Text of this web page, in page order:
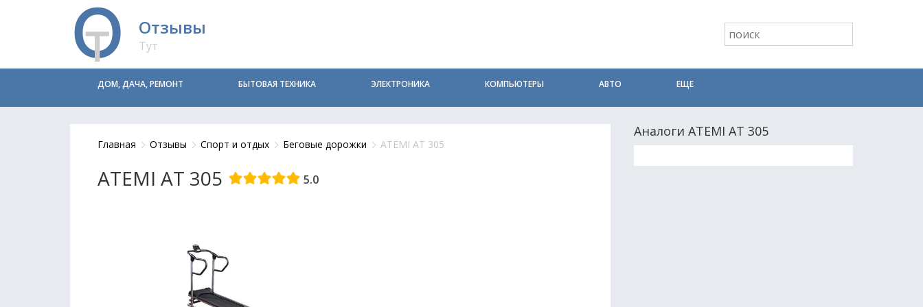
Отзывы
Тут
ДОМ, ДАЧА, РЕМОНТ БЫТОВАЯ ТЕХНИКА ЭЛЕКТРОНИКА КОМПЬЮТЕРЫ АВТО ЕЩЕ
Главная Отзывы Спорт и отдых Беговые дорожки ATEMI AT 305
ATEMI AT 305 5.0
Аналоги ATEMI AT 305